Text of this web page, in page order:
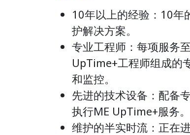
10年以上的经验：10年
护解决方案。
专业工程师：每项服务
UpTime+工程师组成的
和监控。
先进的技术设备：配备
执行ME UpTime+服务。
维护的半实时流：正在